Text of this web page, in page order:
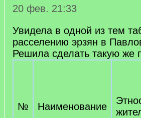
20 фев. 21:33
Увидела в одной из тем
расселению эрзян в
Решила сделать такую же
№ Наименование